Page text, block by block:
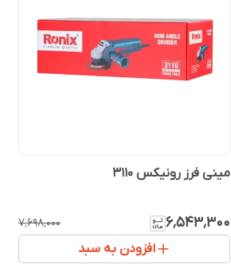
مینی فرز رونیکس 3110
۶٬۵۴۳٬۳۰۰ ۷٬۶۹۸٬۰۰۰
افزودن به سبد